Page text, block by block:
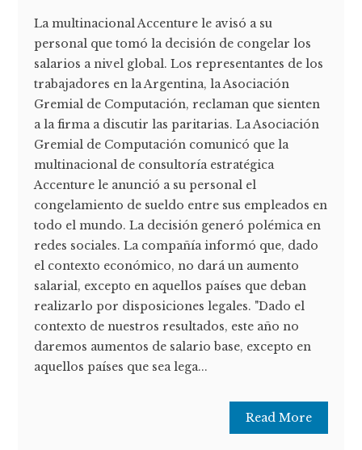
La multinacional Accenture le avisó a su
personal que tomó la decisión de congelar los
salarios a nivel global. Los representantes de los
trabajadores en la Argentina, la Asociación
Gremial de Computación, reclaman que sienten
a la firma a discutir las paritarias. La Asociación
Gremial de Computación comunicó que la
multinacional de consultoría estratégica
Accenture le anunció a su personal el
congelamiento de sueldo entre sus empleados en
todo el mundo. La decisión generó polémica en
redes sociales. La compañía informó que, dado
el contexto económico, no dará un aumento
salarial, excepto en aquellos países que deban
realizarlo por disposiciones legales. "Dado el
contexto de nuestros resultados, este año no
daremos aumentos de salario base, excepto en
aquellos países que sea lega...
Read More